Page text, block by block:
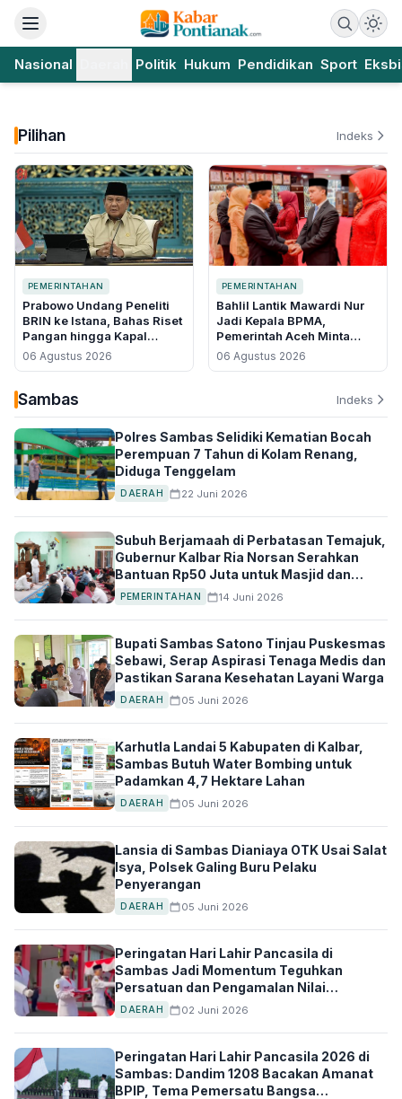
Nasional Politik Hukum Pendidikan Sport
Pilihan Indeks
PEMERINTAHAN
Prabowo Undang Peneliti
BRIN ke Istana, Bahas Riset
Pangan hingga Kapal
Bertenaga Surya
06 Agustus 2026
PEMERINTAHAN
Bahlil Lantik Mawardi Nur
Jadi Kepala BPMA,
Pemerintah Aceh Minta
Ganti Nasri Djalal di Tengah
Polemik Blok Andaman
06 Agustus 2026
Sambas Indeks
Polres Sambas Selidiki Kematian Bocah
Perempuan 7 Tahun di Kolam Renang,
Diduga Tenggelam
DAERAH 22 Juni 2026
Subuh Berjamaah di Perbatasan Temajuk,
Gubernur Kalbar Ria Norsan Serahkan
Bantuan Rp50 Juta untuk Masjid dan
Surau
PEMERINTAHAN 14 Juni 2026
Bupati Sambas Satono Tinjau Puskesmas
Sebawi, Serap Aspirasi Tenaga Medis dan
Pastikan Sarana Kesehatan Layani Warga
DAERAH 05 Juni 2026
Karhutla Landai 5 Kabupaten di Kalbar,
Sambas Butuh Water Bombing untuk
Padamkan 4,7 Hektare Lahan
DAERAH 05 Juni 2026
Lansia di Sambas Dianiaya OTK Usai Salat
Isya, Polsek Galing Buru Pelaku
Penyerangan
DAERAH 05 Juni 2026
Peringatan Hari Lahir Pancasila di
Sambas Jadi Momentum Teguhkan
Persatuan dan Pengamalan Nilai
Kebangsaan
DAERAH 02 Juni 2026
Peringatan Hari Lahir Pancasila 2026 di
Sambas: Dandim 1208 Bacakan Amanat
BPIP, Tema Pemersatu Bangsa